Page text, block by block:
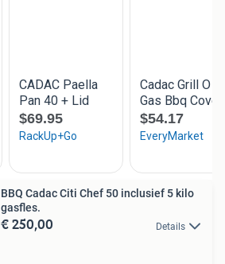
BBQ Cadac Citi Chef 50 inclusief 5 kilo
gasfles.
€ 250,00 Details